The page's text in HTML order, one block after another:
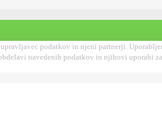
podatkov in njeni partnerji.
navedenih podatkov in njihovi uporabi